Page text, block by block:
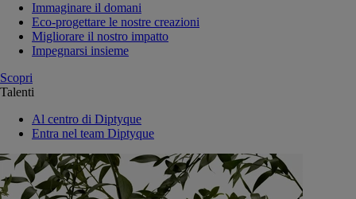
Immaginare il domani
Eco-progettare le nostre creazioni
Migliorare il nostro impatto
Impegnarsi insieme
Scopri
Talenti
Al centro di Diptyque
Entra nel team Diptyque